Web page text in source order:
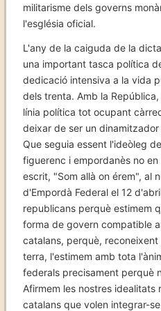
militarisme dels governs
l'església oficial.
L'any de la caiguda de la
una important tasca política
dedicació intensiva a la vida
dels trenta. Amb la
línia política tot ocupant
deixar de ser un
Que seguia essent l'ideòleg
figuerenc i empordanès no
escrit, "Som allà on érem", al
d'Empordà Federal el 12
republicans perquè estimem
forma de govern compatible
catalans, perquè,
terra, l'estimem amb tota
federals precisament perquè
Afirmem les nostres
catalans que volen integrar-